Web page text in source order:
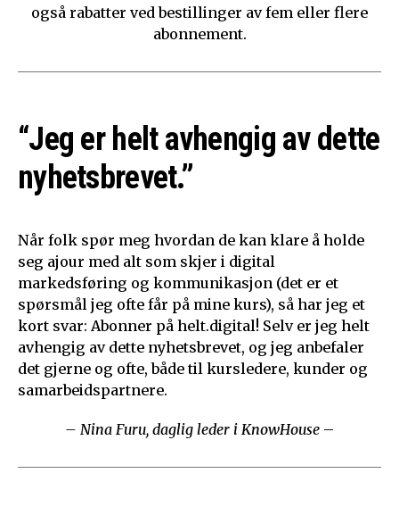
også rabatter ved bestillinger av fem eller flere
abonnement.
“Jeg er helt avhengig av dette
nyhetsbrevet.”
Når folk spør meg hvordan de kan klare å holde
seg ajour med alt som skjer i digital
markedsføring og kommunikasjon (det er et
spørsmål jeg ofte får på mine kurs), så har jeg et
kort svar: Abonner på helt.digital! Selv er jeg helt
avhengig av dette nyhetsbrevet, og jeg anbefaler
det gjerne og ofte, både til kursledere, kunder og
samarbeidspartnere.
– Nina Furu, daglig leder i KnowHouse –